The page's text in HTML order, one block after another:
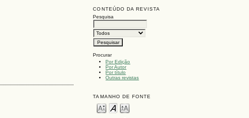
CONTEÚDO DA REVISTA
Pesquisa
Procurar
Por Edição
Por Autor
Por título
Outras revistas
TAMANHO DE FONTE